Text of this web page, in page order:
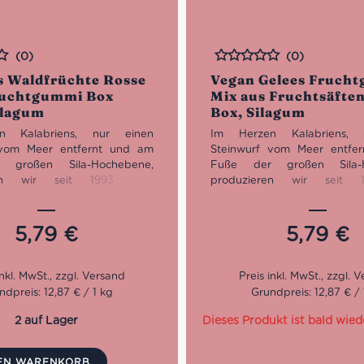
Waldfrüchte Rosse
Box
(0)
Kalabriens, nur einen
Meer entfernt und am
Sila-Hochebene,
wir seit 1993 eine
von der Qualität des Made
Eine Konzentration des
das Ergebnis eines langen
die sorgfältige
Rohstoffe – die nicht aus
– und die sorgfältige
Lieferanten miteinander
5,79 €
12,87 € / 1 kg
2 auf Lager
Vegan Gelees
Mix aus
Box, Silagum
Bewertet
(0)
Im Herzen Kalabriens,
Steinwurf vom Meer
Fuße der großen Sila-
produzieren wir seit
deren Essenz von der
in Italy zeugt. Eine
Geschmacks, das Ergebnis
einer Umarmung die
Auswahl der Rohstoffe –
Herkunft sind – und die
5,79 €
Grundpreis: 12,87 € /
Dieses Produkt ist bald